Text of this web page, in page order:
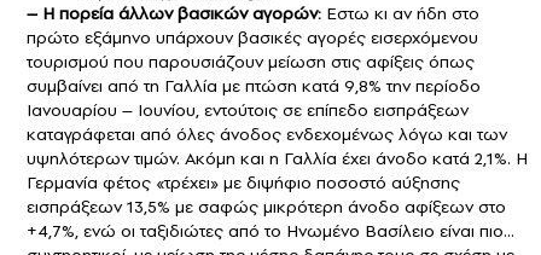
– Η πορεία άλλων βασικών αγορών: Εστω κι αν ήδη στο
πρώτο εξάμηνο υπάρχουν βασικές αγορές εισερχόμενου
τουρισμού που παρουσιάζουν μείωση στις αφίξεις όπως
συμβαίνει από τη Γαλλία με πτώση κατά 9,8% την περίοδο
Ιανουαρίου – Ιουνίου, εντούτοις σε επίπεδο εισπράξεων
καταγράφεται από όλες άνοδος ενδεχομένως λόγω και των
υψηλότερων τιμών. Ακόμη και η Γαλλία έχει άνοδο κατά 2,1%. Η
Γερμανία φέτος «τρέχει» με διψήφιο ποσοστό αύξησης
εισπράξεων 13,5% με σαφώς μικρότερη άνοδο αφίξεων στο
+4,7%, ενώ οι ταξιδιώτες από το Ηνωμένο Βασίλειο είναι πιο…